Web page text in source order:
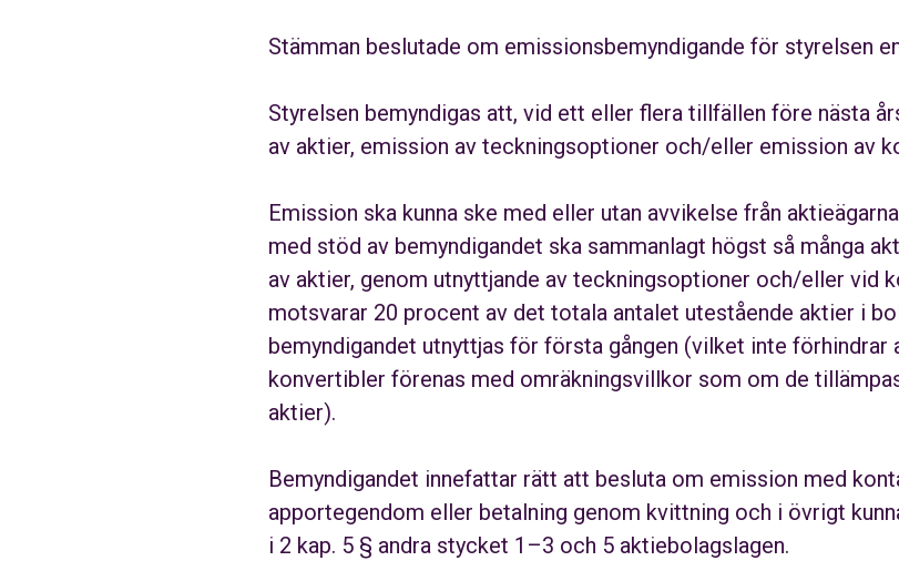
Stämman beslutade om emissionsbemyndigande för styrelsen
Styrelsen bemyndigas att, vid ett eller flera tillfällen före nästa
av aktier, emission av teckningsoptioner och/eller emission av
Emission ska kunna ske med eller utan avvikelse från
med stöd av bemyndigandet ska sammanlagt högst så många
av aktier, genom utnyttjande av teckningsoptioner och/eller vid
motsvarar 20 procent av det totala antalet utestående aktier i
bemyndigandet utnyttjas för första gången (vilket inte
konvertibler förenas med omräkningsvillkor som om de
aktier).
Bemyndigandet innefattar rätt att besluta om emission med
apportegendom eller betalning genom kvittning och i övrigt
i 2 kap. 5 § andra stycket 1–3 och 5 aktiebolagslagen.